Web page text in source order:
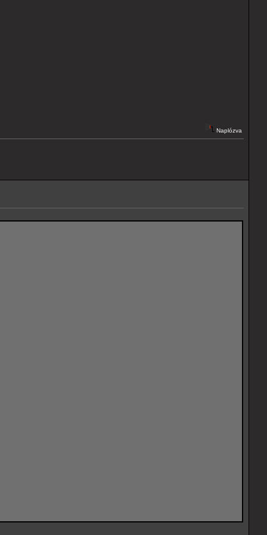
Naplózva